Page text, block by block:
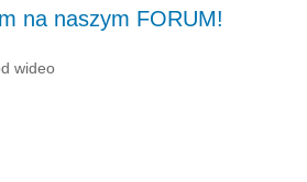
na naszym FORUM!
wideo